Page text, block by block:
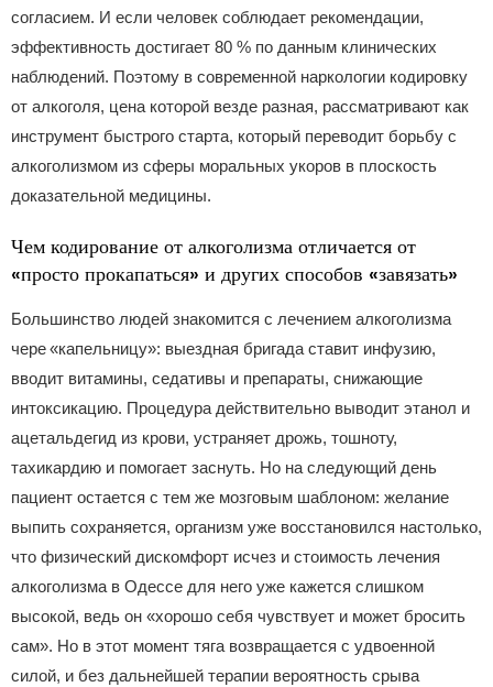
согласием. И если человек соблюдает рекомендации,
эффективность достигает 80 % по данным клинических
наблюдений. Поэтому в современной наркологии кодировку
от алкоголя, цена которой везде разная, рассматривают как
инструмент быстрого старта, который переводит борьбу с
алкоголизмом из сферы моральных укоров в плоскость
доказательной медицины.
Чем кодирование от алкоголизма отличается от
«просто прокапаться» и других способов «завязать»
Большинство людей знакомится с лечением алкоголизма
чере «капельницу»: выездная бригада ставит инфузию,
вводит витамины, седативы и препараты, снижающие
интоксикацию. Процедура действительно выводит этанол и
ацетальдегид из крови, устраняет дрожь, тошноту,
тахикардию и помогает заснуть. Но на следующий день
пациент остается с тем же мозговым шаблоном: желание
выпить сохраняется, организм уже восстановился настолько,
что физический дискомфорт исчез и стоимость лечения
алкоголизма в Одессе для него уже кажется слишком
высокой, ведь он «хорошо себя чувствует и может бросить
сам». Но в этот момент тяга возвращается с удвоенной
силой, и без дальнейшей терапии вероятность срыва